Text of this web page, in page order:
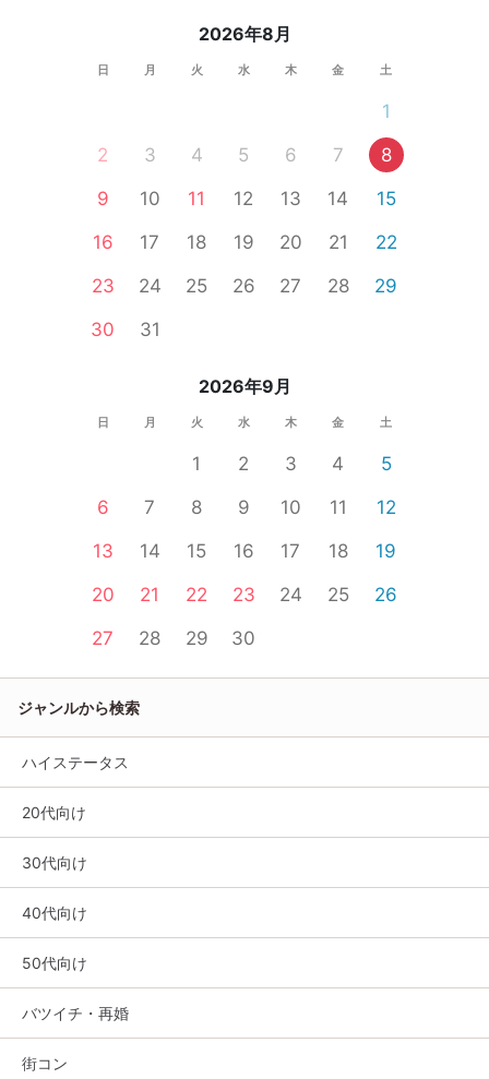
2026年8月
日 月 火 水 木 金 土
1
2
3 4 5 6 7
8
9
10 11 12 13 14
15
16
17 18 19 20 21
22
23
24 25 26 27 28
29
30
31
2026年9月
日 月 火 水 木 金 土
1 2 3 4
5
6
7 8 9 10 11
12
13
14 15 16 17 18
19
20
21 22 23 24 25
26
27
28 29 30
ジャンルから検索
ハイステータス
20代向け
30代向け
40代向け
50代向け
バツイチ・再婚
街コン